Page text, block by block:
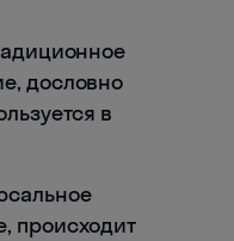
дословно
в
происходит